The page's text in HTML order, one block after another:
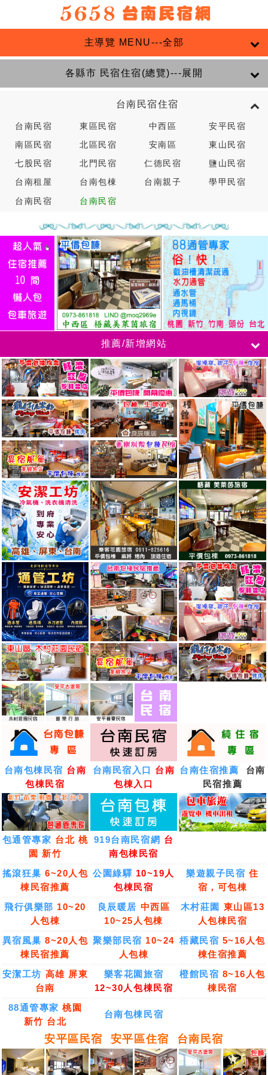
主導覽 MENU---全部
各縣市 民宿住宿(總覽)---展開
台南民宿住宿
台南民宿 東區民宿 中西區 安平民宿
南區民宿 北區民宿 安南區 東山民宿
七股民宿 北門民宿 仁德民宿 鹽山民宿
台南租屋 台南包棟 台南親子 學甲民宿
台南民宿 台南民宿
推薦/新增網站
台南包棟民宿 台南
包棟民宿
台南民宿入口
台南
包棟入口
台南住宿推薦
台南
民宿推薦
包通管專家 台北 桃
園 新竹
919台南民宿網 台
南包棟民宿
搖滾狂巢 6~20人包
棟民宿推薦
公園綠驛 10~19人
包棟民宿
樂遊親子民宿 住
宿，可包棟
飛行俱樂部 10~20
人包棟
良辰暖居 中西區
10~25人包棟
木村莊園
東山區13
人包棟民宿
異宿風巢 8~20人包
棟民宿推薦
聚樂部民宿 10~24
人包棟
梧藏民宿 5~16人包
棟住宿推薦
安潔工坊 高雄 屏東
台南
樂客花園旅宿
12~30人包棟民宿
橙館民宿 8~16人包
棟民宿
88通管專家 桃園
新竹 台北
台南包棟民宿
安平區民宿 安平區住宿 台南民宿